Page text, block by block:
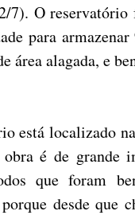
7). O
para
área alagada, e
está localizado
é de grande
que foram
desde que